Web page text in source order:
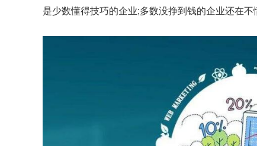
案例展示
是少数懂得技巧的企业;多数没挣到钱的企业还在